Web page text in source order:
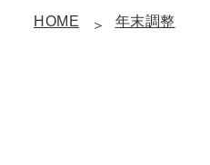
HOME 年末調整